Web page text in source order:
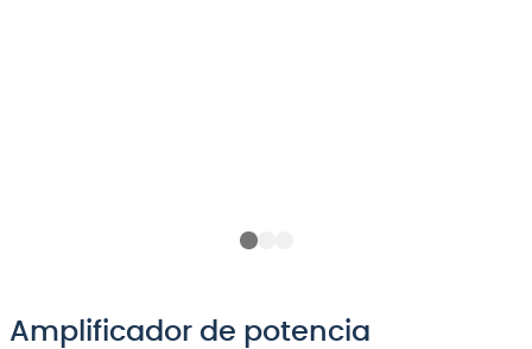
Amplificador de potencia